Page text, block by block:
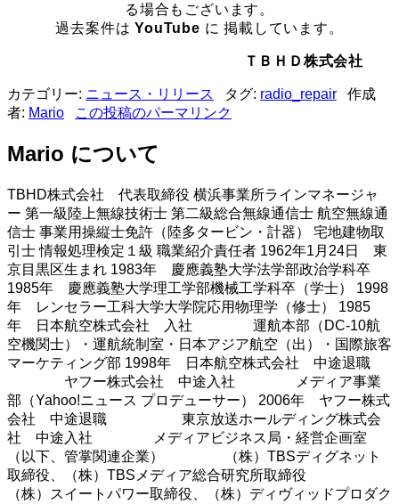
る場合もございます。
過去案件はYouTube に 掲載しています。
ＴＢＨＤ株式会社
カテゴリー: ニュース・リリース タグ: radio_repair 作成
者: Mario この投稿のパーマリンク
Mario について
TBHD株式会社 代表取締役 横浜事業所ラインマネージャ
ー 第一級陸上無線技術士 第二級総合無線通信士 航空無線通
信士 事業用操縦士免許（陸多タービン・計器） 宅地建物取
引士 情報処理検定１級 職業紹介責任者 1962年1月24日 東
京目黒区生まれ 1983年 慶應義塾大学法学部政治学科卒
1985年 慶應義塾大学理工学部機械工学科卒（学士） 1998
年 レンセラー工科大学大学院応用物理学（修士） 1985
年 日本航空株式会社 入社 運航本部（DC-10航
空機関士）・運航統制室・日本アジア航空（出）・国際旅客
マーケティング部 1998年 日本航空株式会社 中途退職
ヤフー株式会社 中途入社 メディア事業
部（Yahoo!ニュース プロデューサー） 2006年 ヤフー株式
会社 中途退職 東京放送ホールディング株式会
社 中途入社 メディアビジネス局・経営企画室
（以下、管掌関連企業） （株）TBSディグネット
取締役、（株）TBSメディア総合研究所取締役
（株）スイートパワー取締役、（株）ディヴィッドプロダク